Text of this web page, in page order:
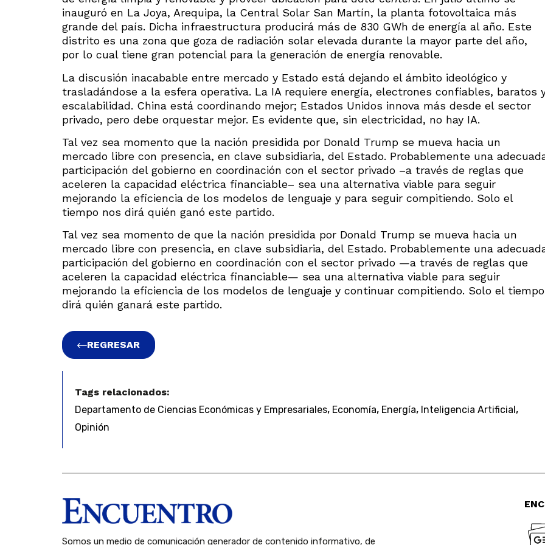
inauguró en La Joya, Arequipa, la Central Solar San Martín, la planta fotovoltaica más
grande del país. Dicha infraestructura producirá más de 830 GWh de energía al año. Este
distrito es una zona que goza de radiación solar elevada durante la mayor parte del año,
por lo cual tiene gran potencial para la generación de energía renovable.
La discusión inacabable entre mercado y Estado está dejando el ámbito ideológico y
trasladándose a la esfera operativa. La IA requiere energía, electrones confiables, baratos
escalabilidad. China está coordinando mejor; Estados Unidos innova más desde el sector
privado, pero debe orquestar mejor. Es evidente que, sin electricidad, no hay IA.
Tal vez sea momento que la nación presidida por Donald Trump se mueva hacia un
mercado libre con presencia, en clave subsidiaria, del Estado. Probablemente una
participación del gobierno en coordinación con el sector privado –a través de reglas que
aceleren la capacidad eléctrica financiable– sea una alternativa viable para seguir
mejorando la eficiencia de los modelos de lenguaje y para seguir compitiendo. Solo el
tiempo nos dirá quién ganó este partido.
Tal vez sea momento de que la nación presidida por Donald Trump se mueva hacia un
mercado libre con presencia, en clave subsidiaria, del Estado. Probablemente una
participación del gobierno en coordinación con el sector privado —a través de reglas que
aceleren la capacidad eléctrica financiable— sea una alternativa viable para seguir
mejorando la eficiencia de los modelos de lenguaje y continuar compitiendo. Solo el tiempo
dirá quién ganará este partido.
REGRESAR
Tags relacionados:
Departamento de Ciencias Económicas y Empresariales, Economía, Energía, Inteligencia Artificial ,
Opinión
Somos un medio de comunicación generador de contenido informativo, de